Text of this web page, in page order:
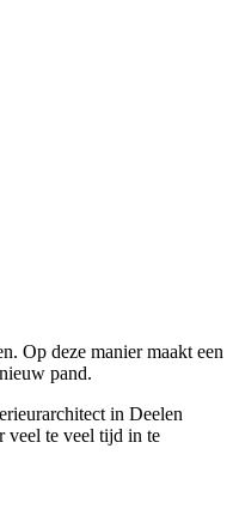
Op deze manier maakt een
pand.
in Deelen
veel te veel tijd in te